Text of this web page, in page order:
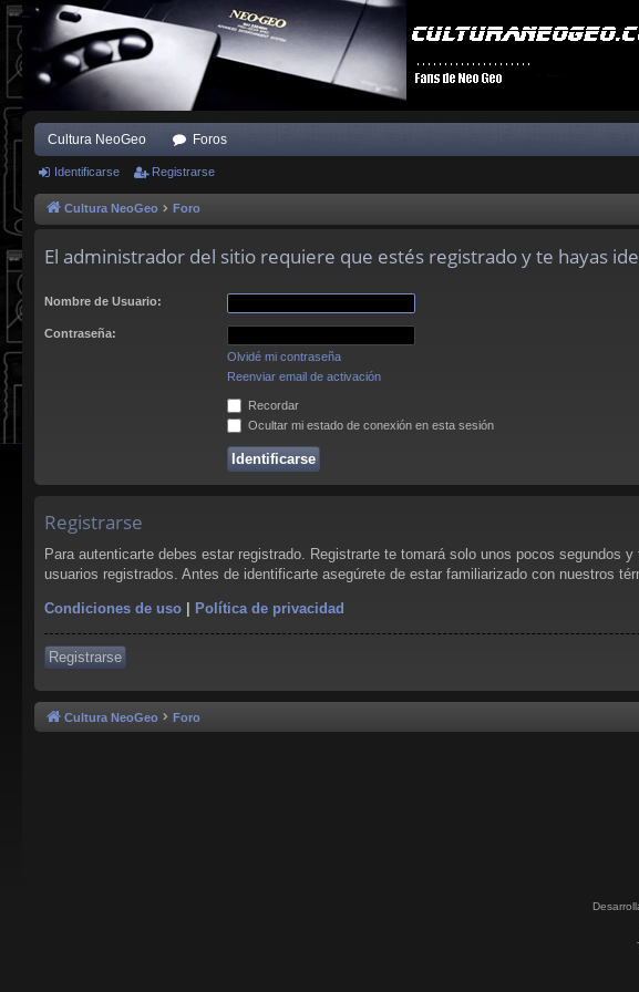
Cultura NeoGeo Foros
Identificarse Registrarse
Cultura NeoGeo Foro
El administrador del sitio requiere que estés registrado y te hayas
Nombre de Usuario:
Contraseña:
Olvidé mi contraseña
Reenviar email de activación
Recordar
Ocultar mi estado de conexión en esta sesión
Registrarse
Para autenticarte debes estar registrado. Registrarte te tomará solo unos pocos
usuarios registrados. Antes de identificarte asegúrete de estar familiarizado con nuestros
Condiciones de uso | Política de privacidad
Registrarse
Cultura NeoGeo Foro